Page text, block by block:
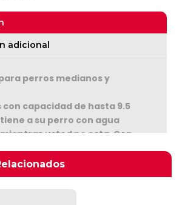
Ver Carrito
Comprando
adicional
perros medianos y
con capacidad de hasta 9.5
a su perro con agua
usted no esta. Con